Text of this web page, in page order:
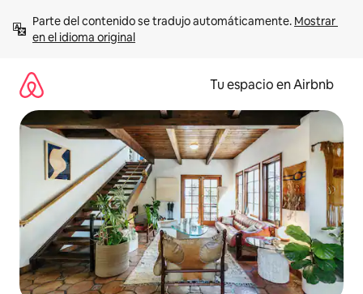
contenido
Parte del contenido se tradujo automáticamente. Mostrar
en el idioma original
Tu espacio en Airbnb